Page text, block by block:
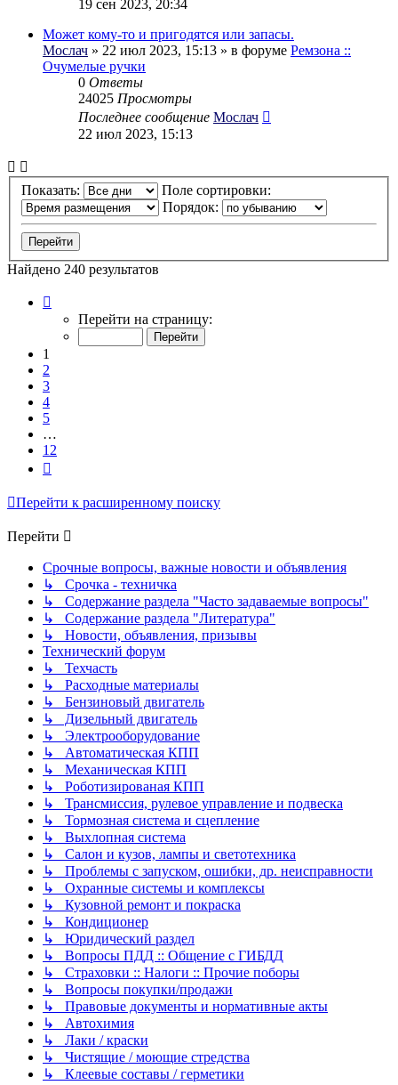
19 сен 2023, 20:34
Может кому-то и пригодятся или запасы.
Мослач » 22 июл 2023, 15:13 » в форуме Ремзона ::
Очумелые ручки
0 Ответы
24025 Просмотры
Последнее сообщение Мослач
22 июл 2023, 15:13
Показать:
Поле сортировки:
Порядок:
Найдено 240 результатов
Перейти на страницу:
1
2
3
4
5
…
12
Перейти к расширенному поиску
Перейти
Срочные вопросы, важные новости и объявления
↳ Срочка - техничка
↳ Содержание раздела "Часто задаваемые вопросы"
↳ Содержание раздела "Литература"
↳ Новости, объявления, призывы
Технический форум
↳ Техчасть
↳ Расходные материалы
↳ Бензиновый двигатель
↳ Дизельный двигатель
↳ Электрооборудование
↳ Автоматическая КПП
↳ Механическая КПП
↳ Роботизированая КПП
↳ Трансмиссия, рулевое управление и подвеска
↳ Тормозная система и сцепление
↳ Выхлопная система
↳ Салон и кузов, лампы и светотехника
↳ Проблемы с запуском, ошибки, др. неисправности
↳ Охранные системы и комплексы
↳ Кузовной ремонт и покраска
↳ Кондиционер
↳ Юридический раздел
↳ Вопросы ПДД :: Общение с ГИБДД
↳ Страховки :: Налоги :: Прочие поборы
↳ Вопросы покупки/продажи
↳ Правовые документы и нормативные акты
↳ Автохимия
↳ Лаки / краски
↳ Чистящие / моющие стредства
↳ Клеевые составы / герметики